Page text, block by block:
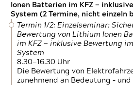
Ionen Batterien im KFZ —
System (2 Termine, nicht einzeln
Termin 1/2: Einzelseminar:
Bewertung von Lithium Ionen
im KFZ — inklusive Bewertung im
System
8.30—16.30 Uhr
Die Bewertung von
zunehmend an Bedeutung –